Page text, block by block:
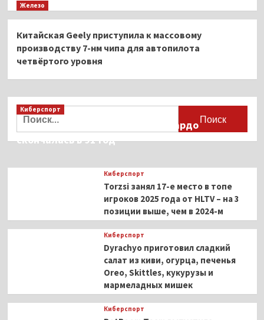
Железо
Китайская Geely приступила к массовому
производству 7-нм чипа для автопилота
четвёртого уровня
Найти:
Киберспорт
Французская актриса Брижит Бардо
скончалась в 91 год
Киберспорт
Torzsi занял 17-е место в топе
игроков 2025 года от HLTV – на 3
позиции выше, чем в 2024-м
Киберспорт
Dyrachyo приготовил сладкий
салат из киви, огурца, печенья
Oreo, Skittles, кукурузы и
мармеладных мишек
Киберспорт